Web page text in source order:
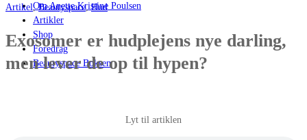
Om Anette Kristine Poulsen
Artikler
Shop
Foredrag
Beautyspace Boksen
Artikel,Beautyspace,Hud
Exosomer er hudplejens nye darling,
men lever de op til hypen?
Lyt til artiklen